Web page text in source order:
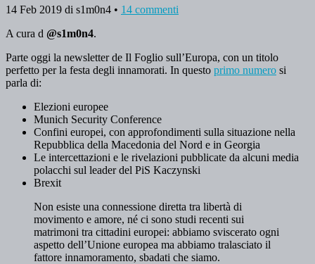
14 Feb 2019 di s1m0n4 • 14 commenti
A cura d @s1m0n4.
Parte oggi la newsletter de Il Foglio sull’Europa, con un titolo
perfetto per la festa degli innamorati. In questo primo numero si
parla di:
Elezioni europee
Munich Security Conference
Confini europei, con approfondimenti sulla situazione nella
Repubblica della Macedonia del Nord e in Georgia
Le intercettazioni e le rivelazioni pubblicate da alcuni media
polacchi sul leader del PiS Kaczynski
Brexit
Non esiste una connessione diretta tra libertà di
movimento e amore, né ci sono studi recenti sui
matrimoni tra cittadini europei: abbiamo sviscerato ogni
aspetto dell’Unione europea ma abbiamo tralasciato il
fattore innamoramento, sbadati che siamo.